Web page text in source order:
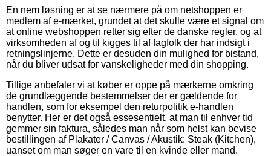
En nem løsning er at se nærmere på om netshoppen er
medlem af e-mærket, grundet at det skulle være et signal om
at online webshoppen retter sig efter de danske regler, og at
virksomheden af og til kigges til af fagfolk der har indsigt i
retningslinjerne. Dette er desuden din mulighed for bistand,
når du bliver udsat for vanskeligheder med din shopping.
Tillige anbefaler vi at køber er oppe på mærkerne omkring
de grundlæggende bestemmelser der er gældende for
handlen, som for eksempel den returpolitik e-handlen
benytter. Her er det også essesentielt, at man til enhver tid
gemmer sin faktura, således man når som helst kan bevise
bestillingen af Plakater / Canvas / Akustik: Steak (Kitchen),
uanset om man søger en vare til en kvinde eller mand.